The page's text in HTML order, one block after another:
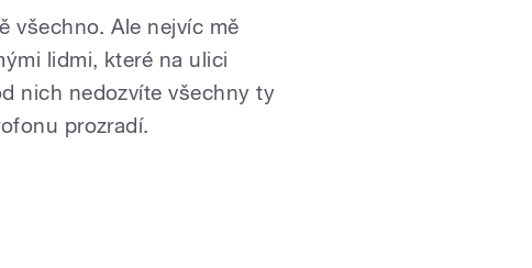
všechno. Ale nejvíc mě
lidmi, které na ulici
nich nedozvíte všechny ty
prozradí.